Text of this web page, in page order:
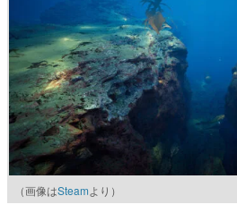
（画像はSteamより）